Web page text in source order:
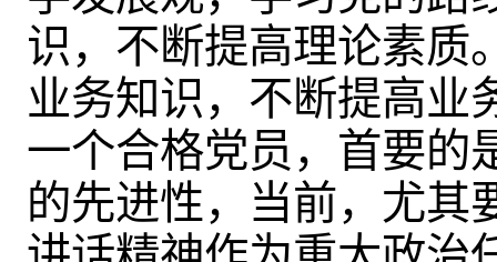
识，不断提高理论素质
业务知识，不断提高业
一个合格党员，首要的
的先进性，当前，尤其